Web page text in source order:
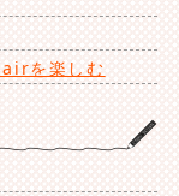
を楽しむ